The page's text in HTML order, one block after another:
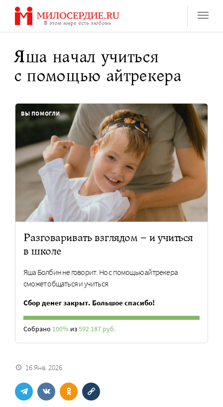
Перейти
содержанию
Яша начал учиться
с помощью айтрекера
Разговаривать взглядом – и учиться
в школе
Яша Болбин не говорит. Но с помощью айтрекера
сможет общаться и учиться
Сбор денег закрыт. Большое спасибо!
Собрано 100% из592 187 руб.
ВЫ ПОМОГЛИ
16 Янв. 2026